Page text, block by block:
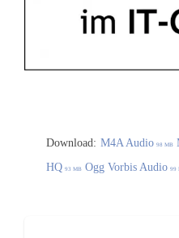
Download: M4A Audio 98 MB
HQ 93 MB Ogg Vorbis Audio 99